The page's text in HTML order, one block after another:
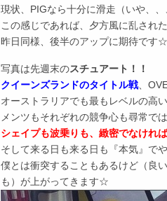
現状、PIGなら十分に滑走（いや、
この感じであれば、夕方風に乱され
昨日同様、後半のアップに期待です☆
写真は先週末のスチュアート！！
クイーンズランドのタイトル戦、
オーストラリアでも最もレベルの高
メンツもそれぞれの競争心も尋常で
シェイプも波乗りも、緻密でなけれ
そして来る日も来る日も『本気』で
僕とは衝突することもあるけど（良
も）が上がってきます☆